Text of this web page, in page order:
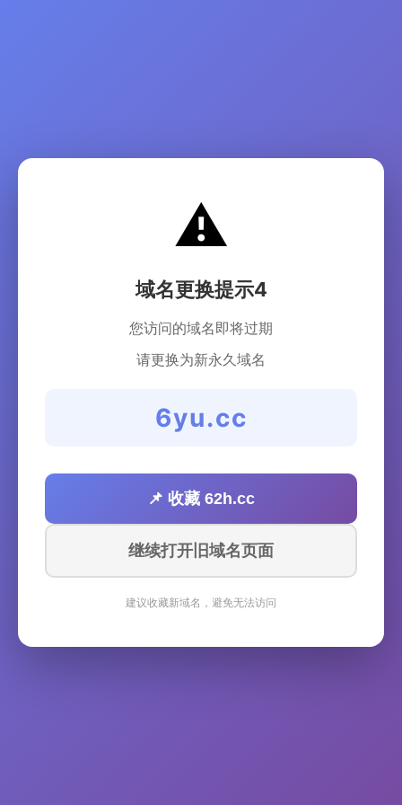
⚠️
域名更换提示4
您访问的域名即将过期
请更换为新永久域名
6yu.cc
📌 收藏 62h.cc
继续打开旧域名页面
建议收藏新域名，避免无法访问